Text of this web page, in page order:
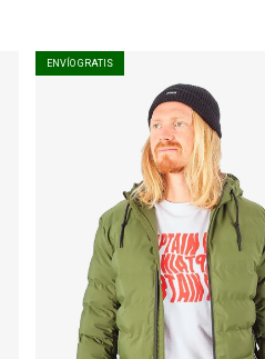
ENVÍO GRATIS